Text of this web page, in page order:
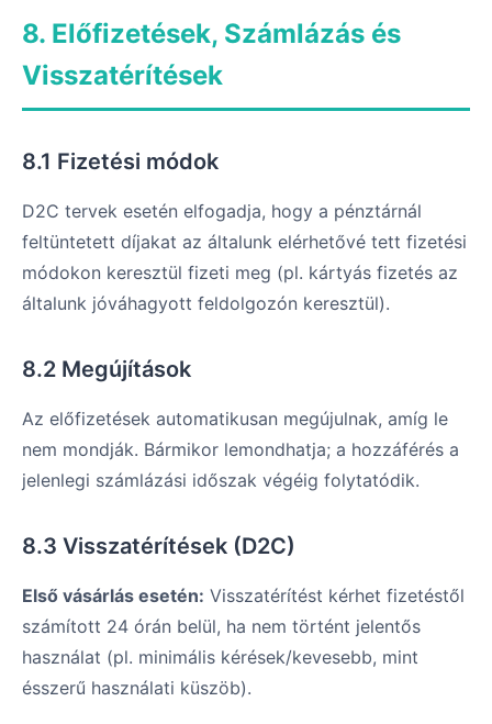
8. Előfizetések, Számlázás és
Visszatérítések
8.1 Fizetési módok
D2C tervek esetén elfogadja, hogy a pénztárnál
feltüntetett díjakat az általunk elérhetővé tett fizetési
módokon keresztül fizeti meg (pl. kártyás fizetés az
általunk jóváhagyott feldolgozón keresztül).
8.2 Megújítások
Az előfizetések automatikusan megújulnak, amíg le
nem mondják. Bármikor lemondhatja; a hozzáférés a
jelenlegi számlázási időszak végéig folytatódik.
8.3 Visszatérítések (D2C)
Első vásárlás esetén: Visszatérítést kérhet fizetéstől
számított 24 órán belül, ha nem történt jelentős
használat (pl. minimális kérések/kevesebb, mint
ésszerű használati küszöb).